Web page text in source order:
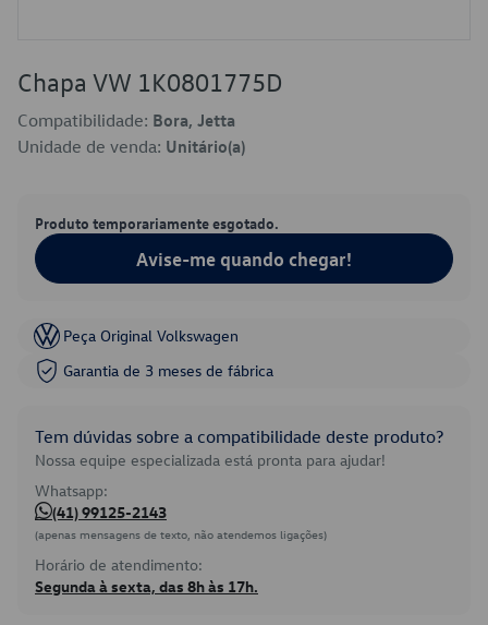
Chapa VW 1K0801775D
Compatibilidade: Bora, Jetta
Unidade de venda: Unitário(a)
Produto temporariamente esgotado.
Avise-me quando chegar!
Peça Original Volkswagen
Garantia de 3 meses de fábrica
Tem dúvidas sobre a compatibilidade deste produto?
Nossa equipe especializada está pronta para ajudar!
Whatsapp:
(41) 99125-2143
(apenas mensagens de texto, não atendemos ligações)
Horário de atendimento:
Segunda à sexta, das 8h às 17h.